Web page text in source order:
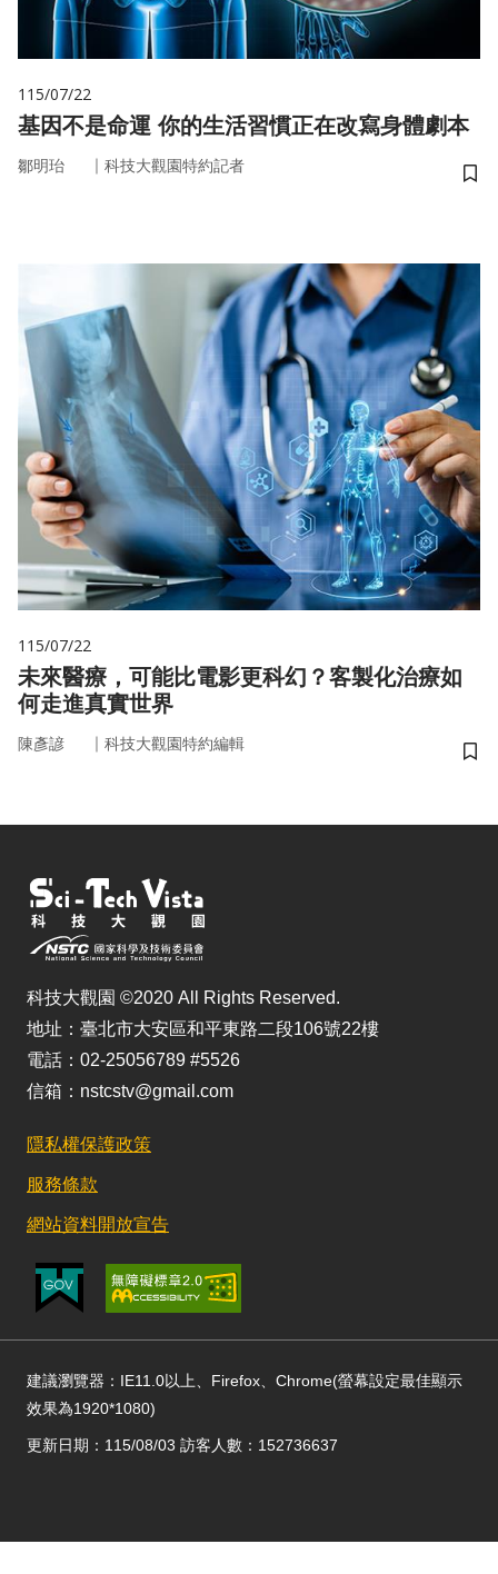
115/07/22
基因不是命運 你的生活習慣正在改寫身體劇本
鄒明珆 ｜ 科技大觀園特約記者
儲
115/07/22
未來醫療，可能比電影更科幻？客製化治療如
何走進真實世界
陳彥諺 ｜ 科技大觀園特約編輯
儲
科技大觀園 ©2020 All Rights Reserved.
地址：臺北市大安區和平東路二段106號22樓
電話：02-25056789 #5526
信箱：nstcstv@gmail.com
隱私權保護政策
服務條款
網站資料開放宣告
建議瀏覽器：IE11.0以上、Firefox、Chrome(螢幕設定最佳顯示
效果為1920*1080)
更新日期：115/08/03 訪客人數：152736637